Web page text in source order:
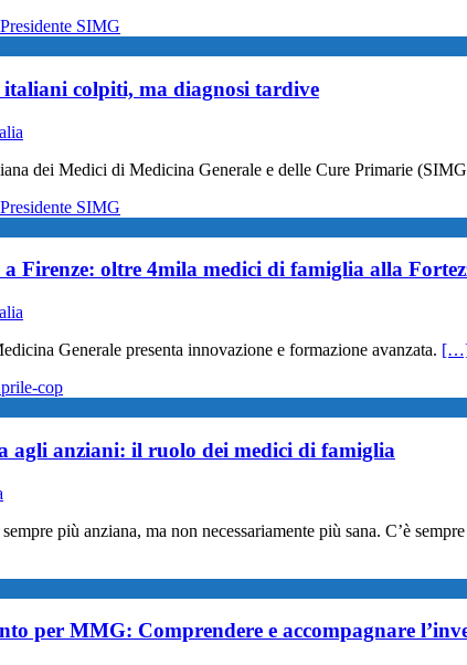
colpiti, ma diagnosi tardive
dei Medici di Medicina Generale e delle Cure Primarie
a Firenze: oltre 4mila medici di famiglia alla
Generale presenta innovazione e formazione avanzata.
agli anziani: il ruolo dei medici di famiglia
più anziana, ma non necessariamente più sana. C’è sempre
per MMG: Comprendere e accompagnare